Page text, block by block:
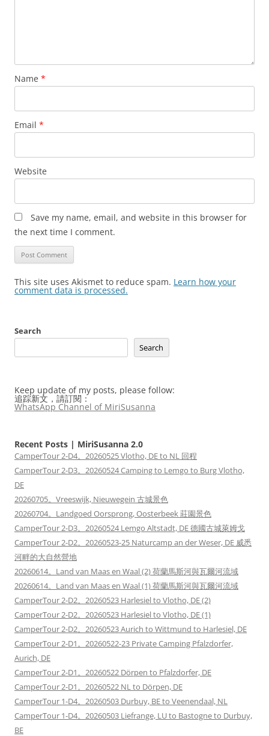
Name *
Email *
Website
Save my name, email, and website in this browser for
the next time I comment.
This site uses Akismet to reduce spam. Learn how your
comment data is processed.
Search
Search
Keep update of my posts, please follow:
追踪新文，請訂閱：
WhatsApp Channel of MiriSusanna
Recent Posts | MiriSusanna 2.0
CamperTour 2-D4。20260525 Vlotho, DE to NL 回程
CamperTour 2-D3。20260524 Camping to Lemgo to Burg Vlotho,
DE
20260705。Vreeswijk, Nieuwegein 古城景色
20260704。Landgoed Oorsprong, Oosterbeek 莊園景色
CamperTour 2-D3。20260524 Lemgo Altstadt, DE 德國古城萊姆戈
CamperTour 2-D2。20260523-25 Naturcamp an der Weser, DE 威悉
河畔的大自然營地
20260614。Land van Maas en Waal (2) 荷蘭馬斯河與瓦爾河流域
20260614。Land van Maas en Waal (1) 荷蘭馬斯河與瓦爾河流域
CamperTour 2-D2。20260523 Harlesiel to Vlotho, DE (2)
CamperTour 2-D2。20260523 Harlesiel to Vlotho, DE (1)
CamperTour 2-D2。20260523 Aurich to Wittmund to Harlesiel, DE
CamperTour 2-D1。20260522-23 Private Camping Pfalzdorfer,
Aurich, DE
CamperTour 2-D1。20260522 Dörpen to Pfalzdorfer, DE
CamperTour 2-D1。20260522 NL to Dörpen, DE
CamperTour 1-D4。20260503 Durbuy, BE to Veenendaal, NL
CamperTour 1-D4。20260503 Liefrange, LU to Bastogne to Durbuy,
BE